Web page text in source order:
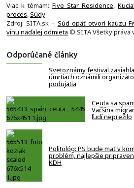
Viac k témam: Five Star Residence,
proces,Súdy
Zdroj: SITA.sk – Súd opäť otvorí kauzu
vinu naďalej odmieta © SITA Všetky práva
Odporúčané články
Svetoznámy festival
úmrtiach oznámili
podujatia
Ceuta sa
Väčšina
ľudí neprežilo
Politológ: PS bude mať v
problém, najlepšie
KDH